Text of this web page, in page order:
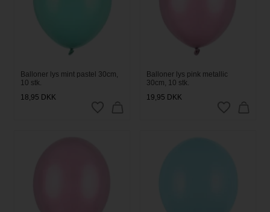
Balloner lys mint pastel 30cm,
10 stk.
18,95 DKK
Balloner lys pink metallic
30cm, 10 stk.
19,95 DKK